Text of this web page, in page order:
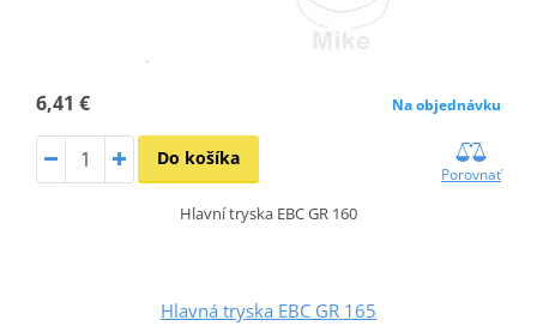
6,41 € Na objednávku
Do košíka
Porovnať
Hlavní tryska EBC GR 160
Hlavná tryska EBC GR 165